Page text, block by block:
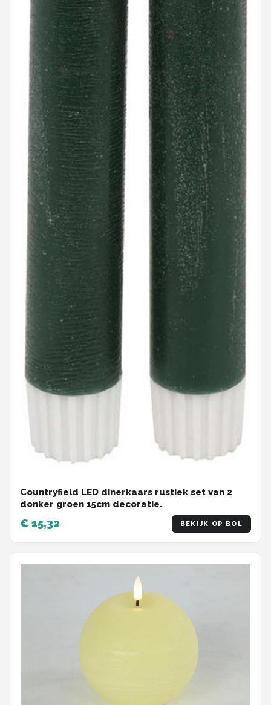
Countryfield LED dinerkaars rustiek set van 2
donker groen 15cm decoratie.
€ 15,32 BEKIJK OP BOL